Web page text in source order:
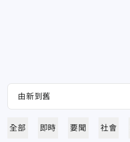
全部 即時 要聞 社會